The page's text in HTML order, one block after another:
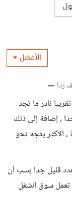
الأفضل
ردا
نادر ما تجد
، إضافة إلى ذلك
الأكثر يتجه نحو
قليل جدا بسب أن
تعمل سوق الشغل